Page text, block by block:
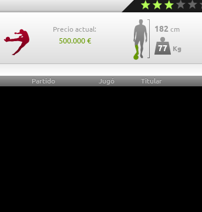
Precio actual:
500.000 €
182 cm
77 Kg
Partido Jugó Titular